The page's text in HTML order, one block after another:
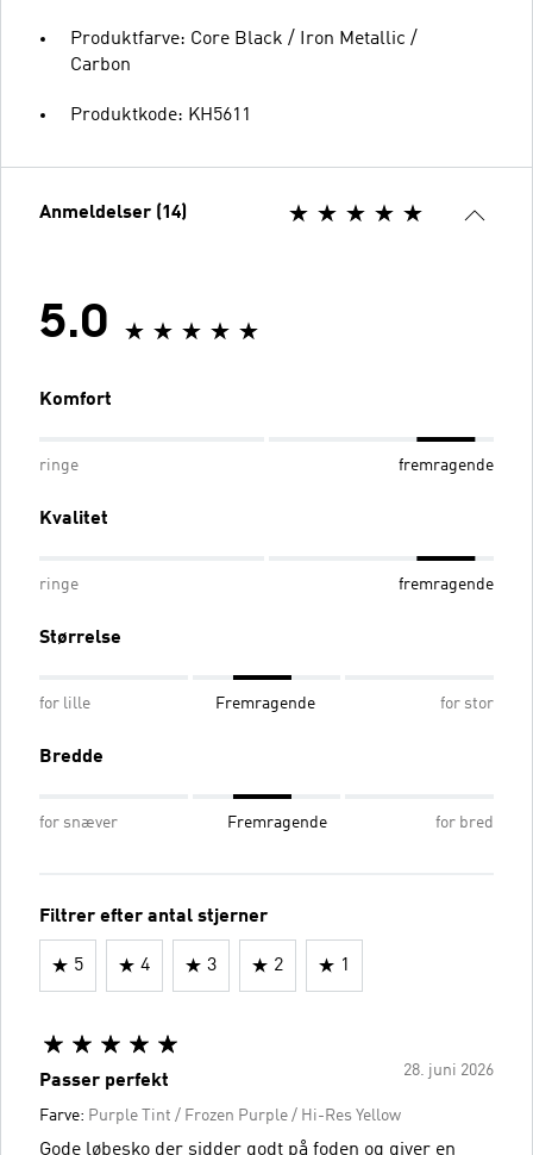
Produktfarve: Core Black / Iron Metallic /
Carbon
Produktkode: KH5611
Anmeldelser (14)
5.0
Komfort
ringe fremragende
Kvalitet
ringe fremragende
Størrelse
for lille Fremragende for stor
Bredde
for snæver Fremragende for bred
Filtrer efter antal stjerner
5 4 3 2 1
28. juni 2026
Passer perfekt
Farve: Purple Tint / Frozen Purple / Hi-Res Yellow
Gode løbesko der sidder godt på foden og giver en